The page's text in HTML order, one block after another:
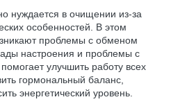
нуждается в очищении из-за
особенностей. В этом
проблемы с обменом
настроения и проблемы с
улучшить работу всех
гормональный баланс,
энергетический уровень.